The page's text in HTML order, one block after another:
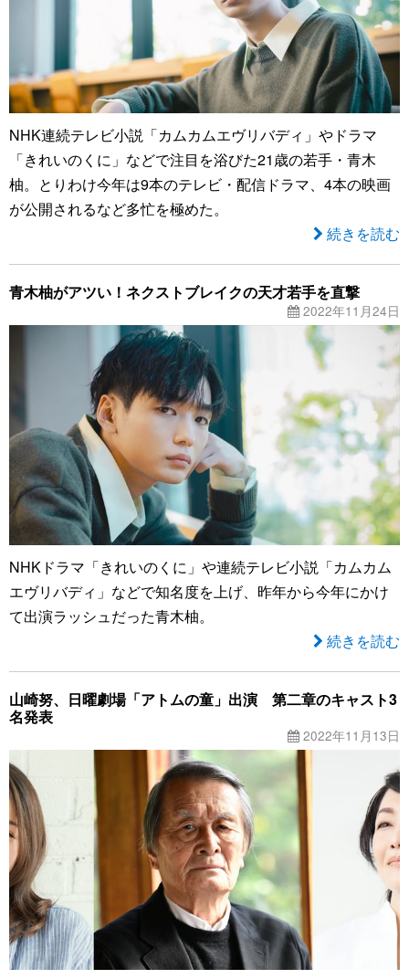
NHK連続テレビ小説「カムカムエヴリバディ」やドラマ
「きれいのくに」などで注目を浴びた21歳の若手・青木
柚。とりわけ今年は9本のテレビ・配信ドラマ、4本の映画
が公開されるなど多忙を極めた。
続きを読む
青木柚がアツい！ネクストブレイクの天才若手を直撃
2022年11月24日
NHKドラマ「きれいのくに」や連続テレビ小説「カムカム
エヴリバディ」などで知名度を上げ、昨年から今年にかけ
て出演ラッシュだった青木柚。
続きを読む
山崎努、日曜劇場「アトムの童」出演 第二章のキャスト3
名発表
2022年11月13日